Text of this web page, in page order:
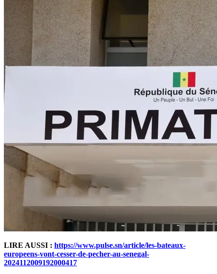
LIRE AUSSI : https://www.pulse.sn/article/les-bateaux-
europeens-vont-cesser-de-pecher-au-senegal-
2024112009192000417